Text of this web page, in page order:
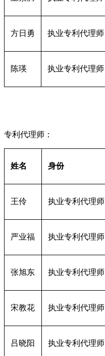
方日勇 执业专利代理师
陈瑛 执业专利代理师
专利代理师：
姓名 身份
王伶 执业专利代理师
严业福 执业专利代理师
张旭东 执业专利代理师
宋教花 执业专利代理师
吕晓阳 执业专利代理师